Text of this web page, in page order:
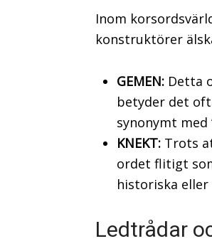
Inom
konstruktörer
GEMEN: Detta
betyder det
synonymt med
KNEKT: Trots
ordet flitigt
historiska eller
Ledtrådar